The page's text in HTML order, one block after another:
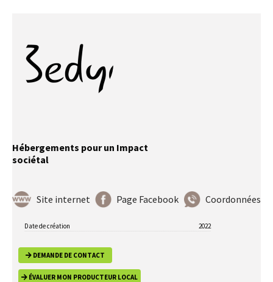
Hébergements pour un Impact
sociétal
Site internet Page Facebook Coordonnées
Date de création 2022
DEMANDE DE CONTACT
ÉVALUER MON PRODUCTEUR LOCAL